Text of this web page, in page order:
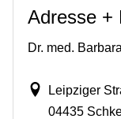
Adresse +
Dr. med.
Leipziger
04435